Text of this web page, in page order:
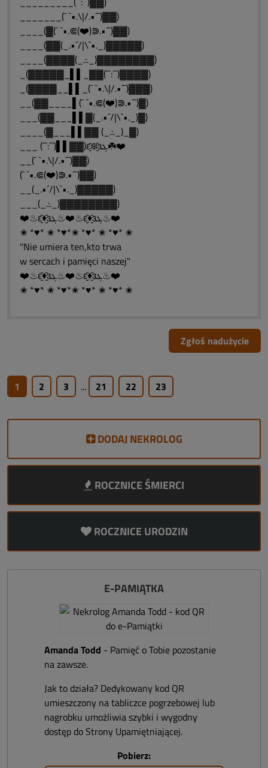
_______(¯ `•.\|/.•´¯)▓▓)
____(▓(¯ `•.⋐(❤️)⋑.•´¯)▓▓)
____(▓▓(_.•´/|\`•._)▓▓▓▓▓)
____(▓▓▓▓(_.:._)▓▓▓▓▓▓▓▓)
_(▓▓▓▓▓_▌▌_▓▓(¯`:´¯)▓▓▓▓)
_(▓▓▓▓__▌▌_(¯ `•.\|/.•´¯)▓▓▓)
__(▓▓____▌(¯ `•.⋐(❤️)⋑.•´¯)▓)
___(▓▓___▌▌▓(_.•´/|\`•._)▓)
____(▓___▌▌▓▓ (_.:._)_▓)
___ (¯`:´¯)▌▌▓▓)ԑ̮̑❄️̮̑ɜܓ☘️❤️
__(¯ `•.\|/.•´¯)▓▓)
(¯ `•.⋐(❤️)⋑.•´¯)▓▓)
__(_.•´/|\`•._)▓▓▓▓▓)
___(_.:._)▓▓▓▓▓▓▓▓)
❤️♨ԑ̮̑♦̮̑ɜܓ♨❤️♨ԑ̮̑♦̮̑ɜܓ♨❤️
✬ *♥* ✬ *♥*✬ *♥* ✬ *♥* ✬
"Nie umiera ten,kto trwa
w sercach i pamięci naszej"
❤️♨ԑ̮̑♦̮̑ɜܓ♨❤️♨ԑ̮̑♦̮̑ɜܓ♨❤️
✬ *♥* ✬ *♥*✬ *♥* ✬ *♥* ✬
Zgłoś nadużycie
1 2 3 ... 21 22 23
DODAJ NEKROLOG
ROCZNICE ŚMIERCI
ROCZNICE URODZIN
E-PAMIĄTKA
Amanda Todd - Pamięć o Tobie pozostanie
na zawsze.
Jak to działa? Dedykowany kod QR
umieszczony na tabliczce pogrzebowej lub
nagrobku umożliwia szybki i wygodny
dostęp do Strony Upamiętniającej.
Pobierz: